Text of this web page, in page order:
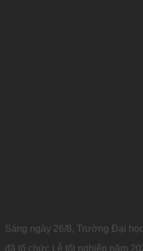
Sáng ngày 26/8, Trường Đại
đã tổ chức Lễ tốt nghiệp năm